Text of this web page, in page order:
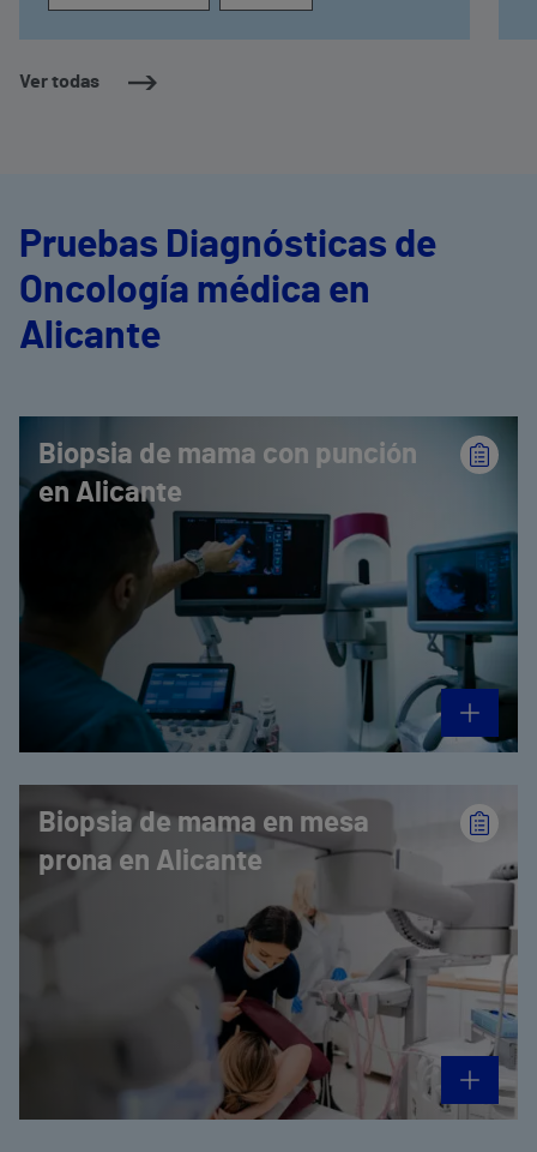
Ver todas
Pruebas Diagnósticas de
Oncología médica en
Alicante
Biopsia de mama con punción
en Alicante
Biopsia de mama en mesa
prona en Alicante